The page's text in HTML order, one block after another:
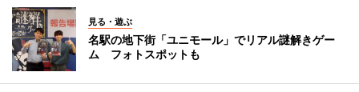
見る・遊ぶ
名駅の地下街「ユニモール」でリアル謎解きゲー
ム フォトスポットも